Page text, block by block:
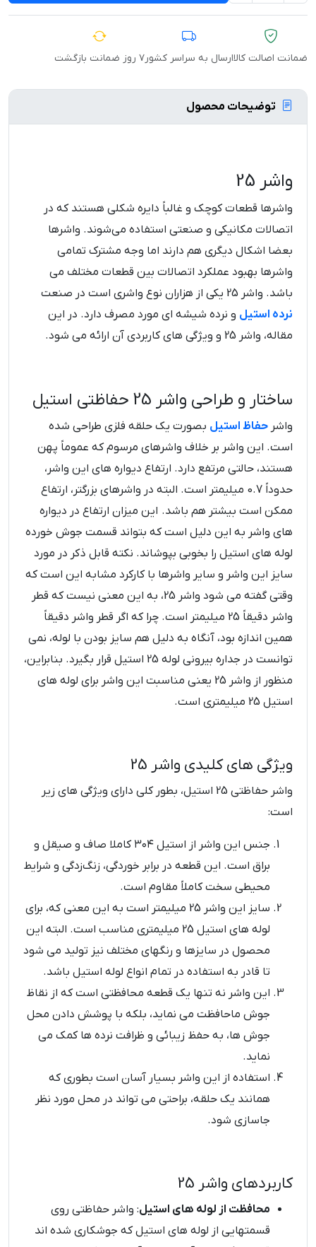
ضمانت اصالت کالاارسال به سراسر کشور۷ روز ضمانت بازگشت
توضیحات محصول
واشر 25
واشرها قطعات کوچک و غالباً دایره شکلی هستند که در
اتصالات مکانیکی و صنعتی استفاده می‌شوند. واشرها
بعضا اشکال دیگری هم دارند اما وجه مشترک تمامی
واشرها بهبود عملکرد اتصالات بین قطعات مختلف می
باشد. واشر 25 یکی از هزاران نوع واشری است در صنعت
نرده استیل و نرده شیشه ای مورد مصرف دارد. در این
مقاله، واشر 25 و ویژگی های کاربردی آن ارائه می شود.
ساختار و طراحی واشر 25 حفاظتی استیل
واشر حفاظ استیل بصورت یک حلقه فلزی طراحی شده
است. این واشر بر خلاف واشرهای مرسوم که عموماً پهن
هستند، حالتی مرتفع دارد. ارتفاع دیواره های این واشر،
حدوداً 0.7 میلیمتر است. البته در واشرهای بزرگتر، ارتفاع
ممکن است بیشتر هم باشد. این میزان ارتفاع در دیواره
های واشر به این دلیل است که بتواند قسمت جوش خورده
لوله های استیل را بخوبی بپوشاند. نکته قابل ذکر در مورد
سایز این واشر و سایر واشرها با کارکرد مشابه این است که
وقتی گفته می شود واشر 25، به این معنی نیست که قطر
واشر دقیقاً 25 میلیمتر است. چرا که اگر قطر واشر دقیقاً
همین اندازه بود، آنگاه به دلیل هم سایز بودن با لوله، نمی
توانست در جداره بیرونی لوله 25 استیل قرار بگیرد. بنابراین،
منظور از واشر 25 یعنی مناسبت این واشر برای لوله های
استیل 25 میلیمتری است.
ویژگی های کلیدی واشر 25
واشر حفاظتی 25 استیل، بطور کلی دارای ویژگی های زیر
است:
جنس این واشر از استیل ۳۰۴ کاملا صاف و صیقل و
براق است. این قطعه در برابر خوردگی، زنگ‌زدگی و شرایط
محیطی سخت کاملاً مقاوم است.
سایز این واشر 25 میلیمتر است به این معنی که، برای
لوله های استیل 25 میلیمتری مناسب است. البته این
محصول در سایزها و رنگهای مختلف نیز تولید می شود
تا قادر به استفاده در تمام انواع لوله استیل باشد.
این واشر نه تنها یک قطعه محافظتی است که از نقاظ
جوش ماحافظت می نماید، بلکه با پوشش دادن محل
جوش ها، به حفظ زیبائی و ظرافت نرده ها کمک می
نماید.
استفاده از این واشر بسیار آسان است بطوری که
همانند یک حلقه، براحتی می تواند در محل مورد نظر
جاسازی شود.
کاربردهای واشر 25
محافظت از لوله ‌های استیل: واشر حفاظتی روی
قسمتهایی از لوله‌ های استیل که جوشکاری شده‌ اند